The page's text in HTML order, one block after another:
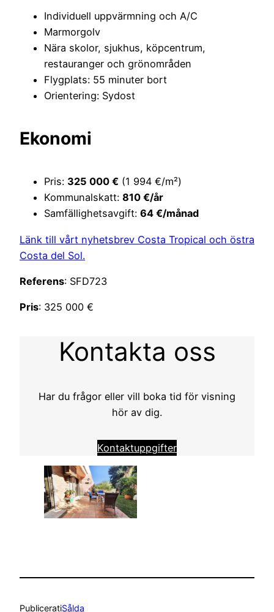
Individuell uppvärmning och A/C
Marmorgolv
Nära skolor, sjukhus, köpcentrum,
restauranger och grönområden
Flygplats: 55 minuter bort
Orientering: Sydost
Ekonomi
Pris: 325 000 € (1 994 €/m²)
Kommunalskatt: 810 €/år
Samfällighetsavgift: 64 €/månad
Länk till vårt nyhetsbrev Costa Tropical och östra
Costa del Sol.
Referens: SFD723
Pris: 325 000 €
Kontakta oss
Har du frågor eller vill boka tid för visning
hör av dig.
Kontaktuppgifter
PubliceratiSålda